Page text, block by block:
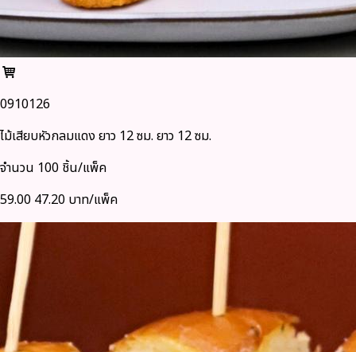
0910126
ไม้เสียบหัวกลมแดง ยาว 12 ซม. ยาว 12 ซม.
จำนวน 100 ชิ้น/แพ็ค
59.00 47.20 บาท/แพ็ค